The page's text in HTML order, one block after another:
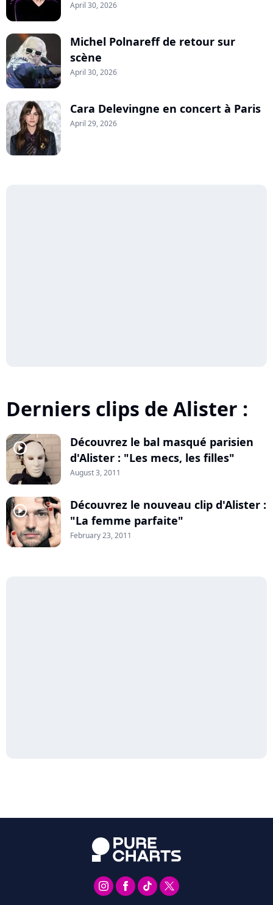
April 30, 2026
Michel Polnareff de retour sur
scène
April 30, 2026
Cara Delevingne en concert à Paris
April 29, 2026
Derniers clips de Alister :
player2
Découvrez le bal masqué parisien
d'Alister : "Les mecs, les filles"
August 3, 2011
player2
Découvrez le nouveau clip d'Alister :
"La femme parfaite"
February 23, 2011